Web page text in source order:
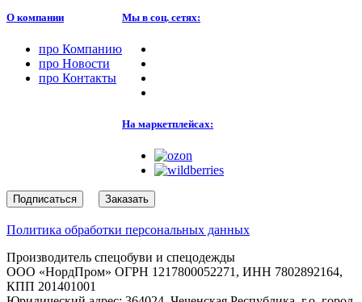
О компании
про Компанию
про Новости
про Контакты
Мы в соц. сетях:
На маркетплейсах:
Подписаться Заказать
Политика обработки персональных данных
Производитель спецобуви и спецодежды
ООО «НордПром» ОГРН 1217800052271, ИНН 7802892164,
КПП 201401001